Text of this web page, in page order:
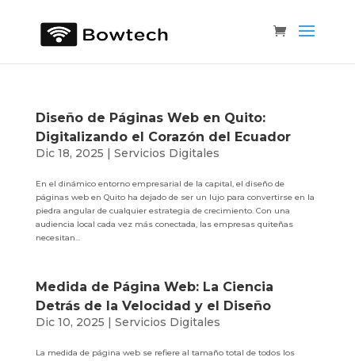
Diseño de Páginas Web en Quito:
Digitalizando el Corazón del Ecuador
Dic 18, 2025 | Servicios Digitales
En el dinámico entorno empresarial de la capital, el diseño de
páginas web en Quito ha dejado de ser un lujo para convertirse en la
piedra angular de cualquier estrategia de crecimiento. Con una
audiencia local cada vez más conectada, las empresas quiteñas
necesitan...
Medida de Página Web: La Ciencia
Detrás de la Velocidad y el Diseño
Dic 10, 2025 | Servicios Digitales
La medida de página web se refiere al tamaño total de todos los